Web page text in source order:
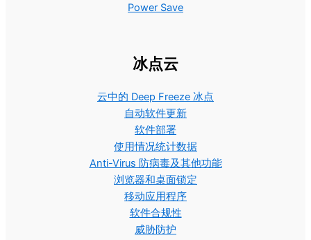
Power Save
冰点云
云中的 Deep Freeze 冰点
自动软件更新
软件部署
使用情况统计数据
Anti-Virus 防病毒及其他功能
浏览器和桌面锁定
移动应用程序
软件合规性
威胁防护